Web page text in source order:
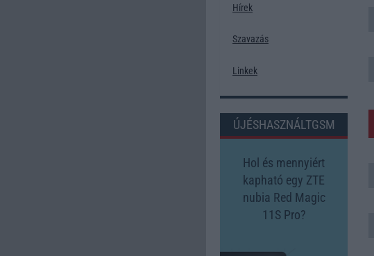
Hírek
Szavazás
Linkek
ÚJÉSHASZNÁLTGSM
Hol és mennyiért
kapható egy ZTE
nubia Red Magic
11S Pro?